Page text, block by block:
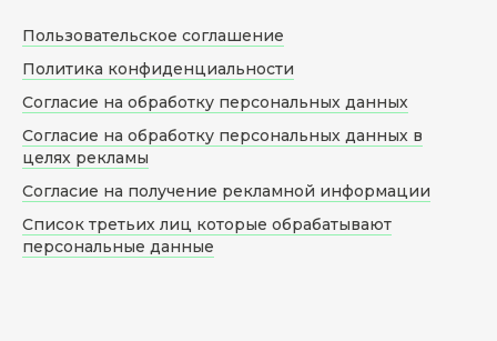
Пользовательское соглашение
Политика конфиденциальности
Согласие на обработку персональных данных
Согласие на обработку персональных данных в
целях рекламы
Согласие на получение рекламной информации
Список третьих лиц которые обрабатывают
персональные данные